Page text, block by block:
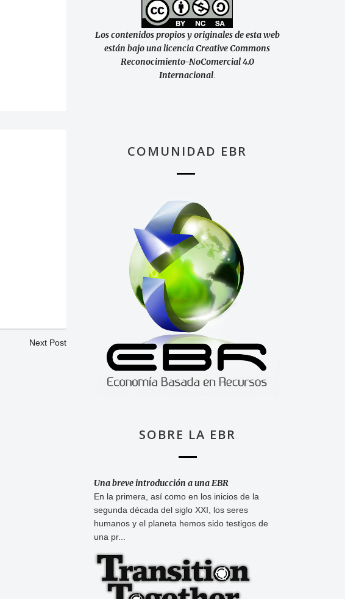
Next Post
Los contenidos propios y originales de esta web
están bajo una licencia Creative Commons
Reconocimiento-NoComercial 4.0
Internacional.
COMUNIDAD EBR
SOBRE LA EBR
Una breve introducción a una EBR
En la primera, así como en los inicios de la
segunda década del siglo XXI, los seres
humanos y el planeta hemos sido testigos de
una pr...